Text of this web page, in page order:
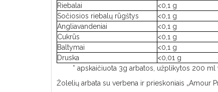
Riebalai
<0,1 g
Sočiosios riebalų rūgštys
<0,1 g
Angliavandeniai
<0,1 g
Cukrūs
<0,1 g
Baltymai
<0,1 g
Druska
<0,01 g
* apskaičiuota 3g arbatos, užplikytos 200 ml
Žolelių arbata su verbena ir prieskoniais „Amour